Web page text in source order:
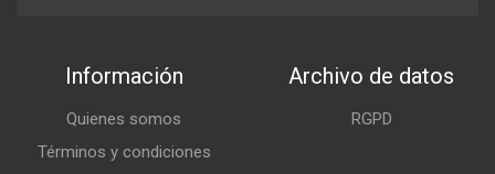
Información
Quienes somos
Términos y condiciones
Archivo de datos
RGPD